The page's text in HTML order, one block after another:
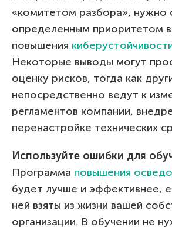
«комитетом разбора», нужно
определенным приоритетом
повышения
Некоторые выводы могут
оценку рисков, тогда как
непосредственно ведут к
регламентов компании,
перенастройке технических
Используйте ошибки для
Программа повышения
будет лучше и эффективнее,
ней взяты из жизни вашей
организации. В обучении не